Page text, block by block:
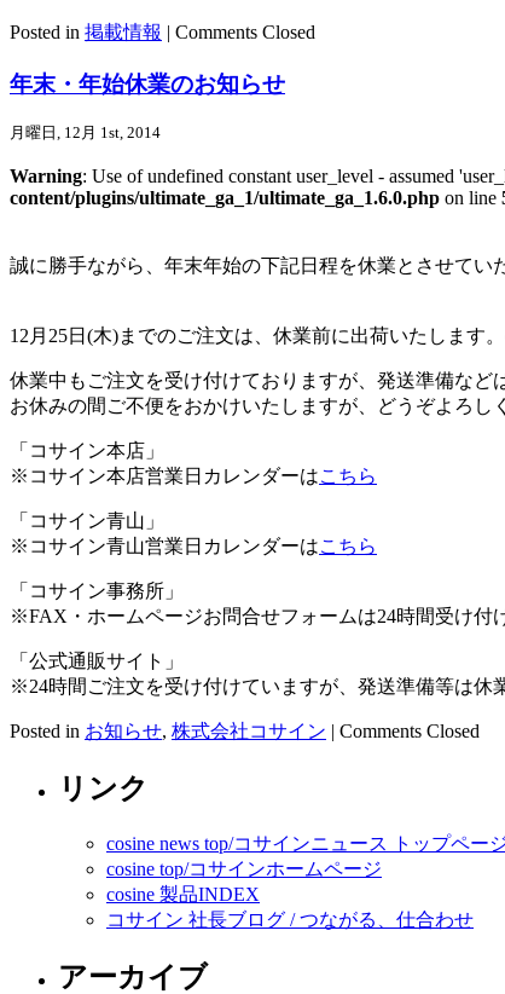
Posted in 掲載情報 | Comments Closed
年末・年始休業のお知らせ
月曜日, 12月 1st, 2014
Warning: Use of undefined constant user_level - assumed
content/plugins/ultimate_ga_1/ultimate_ga_1.6.0.php on line
誠に勝手ながら、年末年始の下記日程を休業とさせてい
12月25日(木)までのご注文は、休業前に出荷いたします
休業中もご注文を受け付けておりますが、発送準備など
お休みの間ご不便をおかけいたしますが、どうぞよろし
「コサイン本店」
※コサイン本店営業日カレンダーはこちら
「コサイン青山」
※コサイン青山営業日カレンダーはこちら
「コサイン事務所」
※FAX・ホームページお問合せフォームは24時間受け付
「公式通販サイト」
※24時間ご注文を受け付けていますが、発送準備等は休
Posted in お知らせ, 株式会社コサイン | Comments Closed
リンク
cosine news top/コサインニュース トップペー
cosine top/コサインホームページ
cosine 製品INDEX
コサイン 社長ブログ / つながる、仕合わせ
アーカイブ